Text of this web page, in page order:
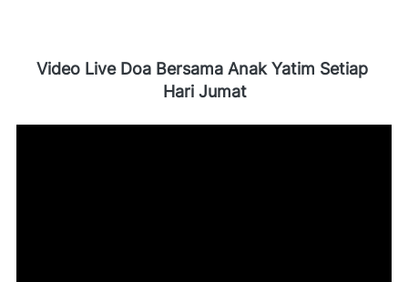
Video Live Doa Bersama Anak Yatim Setiap
Hari Jumat